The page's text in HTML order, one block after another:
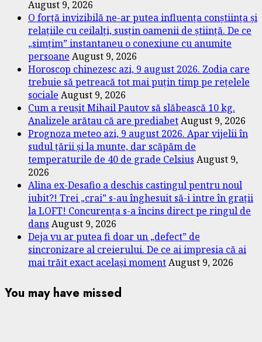
August 9, 2026
O forță invizibilă ne-ar putea influența conștiința și
relațiile cu ceilalți, susțin oamenii de știință. De ce
„simțim” instantaneu o conexiune cu anumite
persoane August 9, 2026
Horoscop chinezesc azi, 9 august 2026. Zodia care
trebuie să petreacă tot mai puțin timp pe rețelele
sociale August 9, 2026
Cum a reușit Mihail Pautov să slăbească 10 kg.
Analizele arătau că are prediabetAugust 9, 2026
Prognoza meteo azi, 9 august 2026. Apar vijelii în
sudul țării și la munte, dar scăpăm de
temperaturile de 40 de grade Celsius August 9,
2026
Alina ex-Desafio a deschis castingul pentru noul
iubit?! Trei „crai” s-au înghesuit să-i intre în grații
la LOFT! Concurența s-a încins direct pe ringul de
dans August 9, 2026
Deja vu ar putea fi doar un „defect” de
sincronizare al creierului. De ce ai impresia că ai
mai trăit exact același momentAugust 9, 2026
You may have missed